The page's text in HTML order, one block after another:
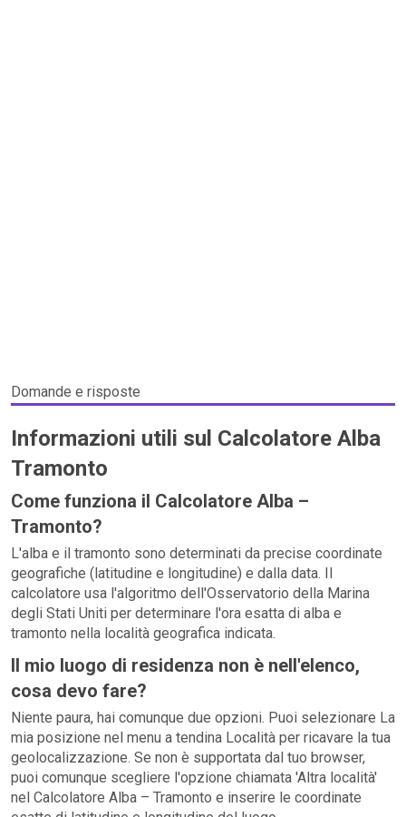
Domande e risposte
Informazioni utili sul Calcolatore Alba
Tramonto
Come funziona il Calcolatore Alba –
Tramonto?
L'alba e il tramonto sono determinati da precise coordinate
geografiche (latitudine e longitudine) e dalla data. Il
calcolatore usa l'algoritmo dell'Osservatorio della Marina
degli Stati Uniti per determinare l'ora esatta di alba e
tramonto nella località geografica indicata.
Il mio luogo di residenza non è nell'elenco,
cosa devo fare?
Niente paura, hai comunque due opzioni. Puoi selezionare La
mia posizione nel menu a tendina Località per ricavare la tua
geolocalizzazione. Se non è supportata dal tuo browser,
puoi comunque scegliere l'opzione chiamata 'Altra località'
nel Calcolatore Alba – Tramonto e inserire le coordinate